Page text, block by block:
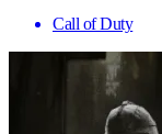
Call of Duty